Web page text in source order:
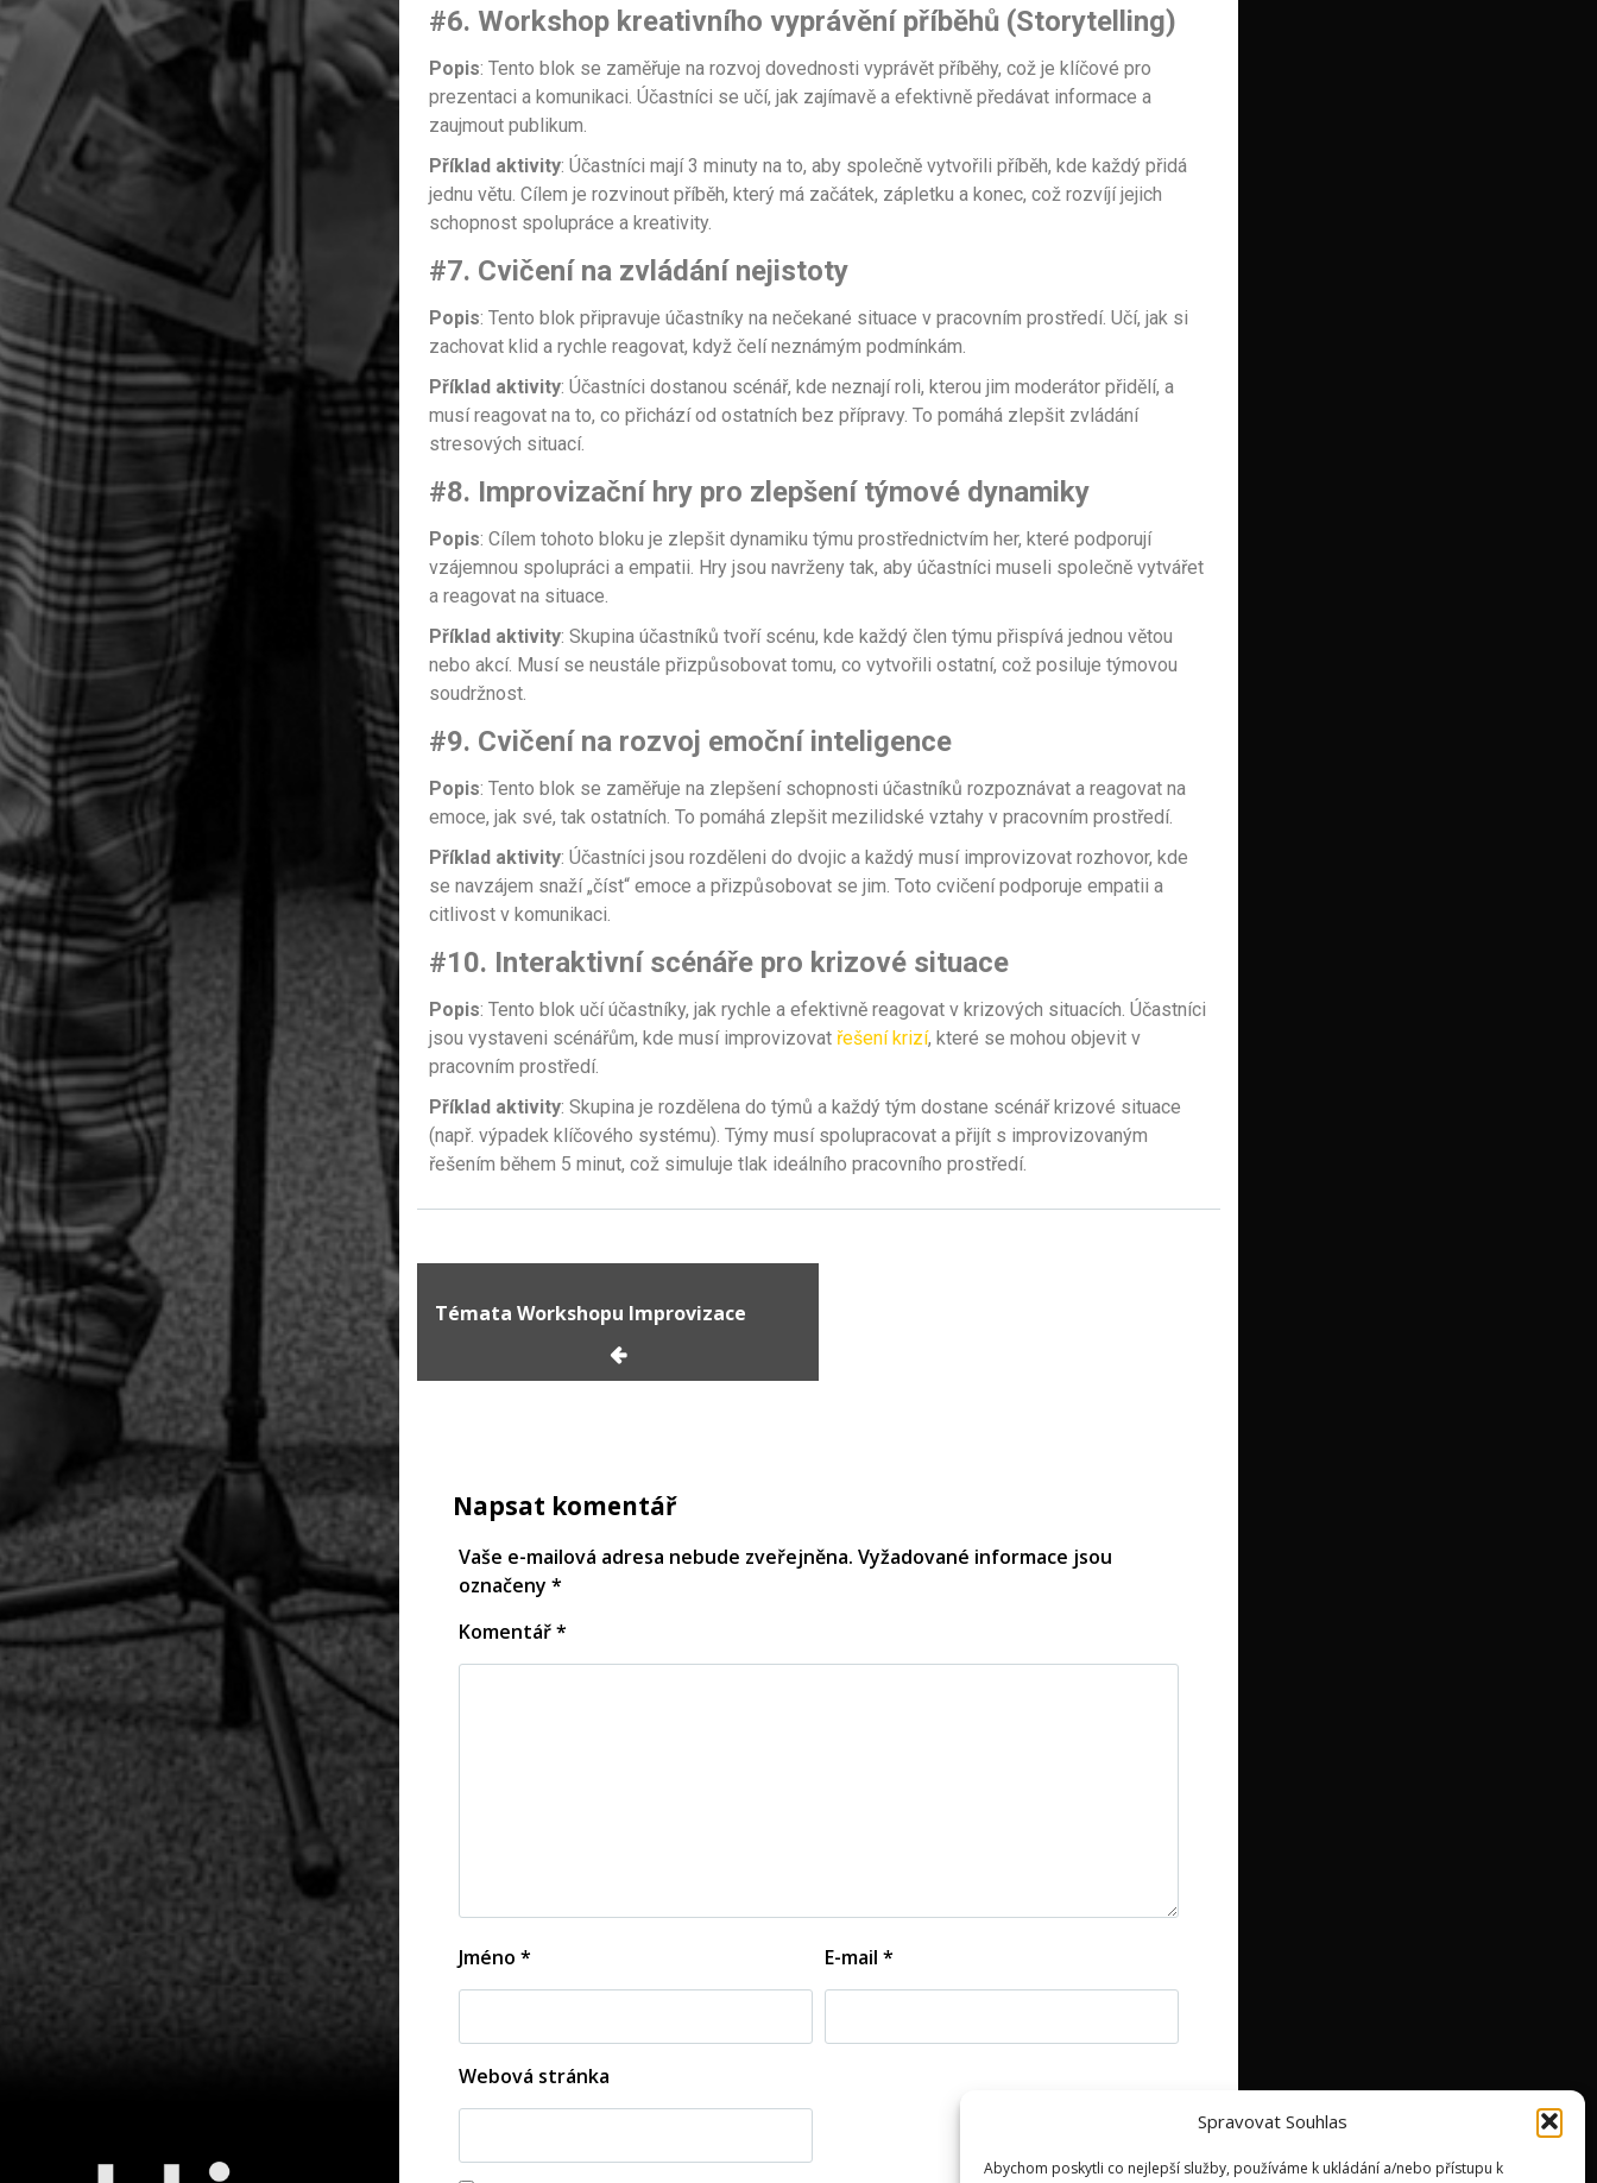
Spravovat Souhlas
Abychom poskytli co nejlepší služby, používáme k ukládání a/nebo přístupu k
#6. Workshop kreativního vyprávění příběhů (Storytelling)
Popis: Tento blok se zaměřuje na rozvoj dovednosti vyprávět příběhy, což je klíčové pro
prezentaci a komunikaci. Účastníci se učí, jak zajímavě a efektivně předávat informace a
zaujmout publikum.
Příklad aktivity: Účastníci mají 3 minuty na to, aby společně vytvořili příběh, kde každý přidá
jednu větu. Cílem je rozvinout příběh, který má začátek, zápletku a konec, což rozvíjí jejich
schopnost spolupráce a kreativity.
#7. Cvičení na zvládání nejistoty
Popis: Tento blok připravuje účastníky na nečekané situace v pracovním prostředí. Učí, jak si
zachovat klid a rychle reagovat, když čelí neznámým podmínkám.
Příklad aktivity: Účastníci dostanou scénář, kde neznají roli, kterou jim moderátor přidělí, a
musí reagovat na to, co přichází od ostatních bez přípravy. To pomáhá zlepšit zvládání
stresových situací.
#8. Improvizační hry pro zlepšení týmové dynamiky
Popis: Cílem tohoto bloku je zlepšit dynamiku týmu prostřednictvím her, které podporují
vzájemnou spolupráci a empatii. Hry jsou navrženy tak, aby účastníci museli společně vytvářet
a reagovat na situace.
Příklad aktivity: Skupina účastníků tvoří scénu, kde každý člen týmu přispívá jednou větou
nebo akcí. Musí se neustále přizpůsobovat tomu, co vytvořili ostatní, což posiluje týmovou
soudržnost.
#9. Cvičení na rozvoj emoční inteligence
Popis: Tento blok se zaměřuje na zlepšení schopnosti účastníků rozpoznávat a reagovat na
emoce, jak své, tak ostatních. To pomáhá zlepšit mezilidské vztahy v pracovním prostředí.
Příklad aktivity: Účastníci jsou rozděleni do dvojic a každý musí improvizovat rozhovor, kde
se navzájem snaží „číst“ emoce a přizpůsobovat se jim. Toto cvičení podporuje empatii a
citlivost v komunikaci.
#10. Interaktivní scénáře pro krizové situace
Popis: Tento blok učí účastníky, jak rychle a efektivně reagovat v krizových situacích. Účastníci
jsou vystaveni scénářům, kde musí improvizovat řešení krizí, které se mohou objevit v
pracovním prostředí.
Příklad aktivity: Skupina je rozdělena do týmů a každý tým dostane scénář krizové situace
(např. výpadek klíčového systému). Týmy musí spolupracovat a přijít s improvizovaným
řešením během 5 minut, což simuluje tlak ideálního pracovního prostředí.
Témata Workshopu Improvizace
Napsat komentář
Vaše e-mailová adresa nebude zveřejněna. Vyžadované informace jsou
označeny *
Komentář*
Jméno * E-mail *
Webová stránka